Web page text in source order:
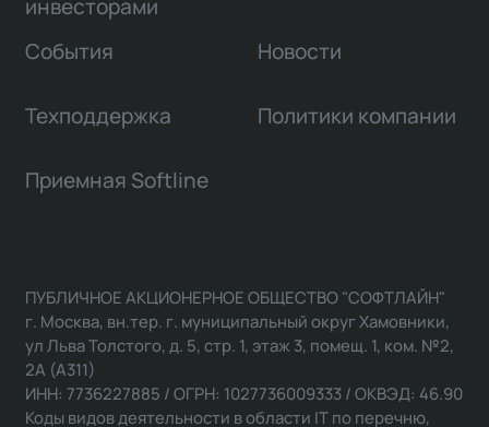
инвесторами
События Новости
Техподдержка Политики компании
Приемная Softline
ПУБЛИЧНОЕ АКЦИОНЕРНОЕ ОБЩЕСТВО "СОФТЛАЙН"
г. Москва, вн.тер. г. муниципальный округ Хамовники,
ул Льва Толстого, д. 5, стр. 1, этаж 3, помещ. 1, ком. №2,
2А (А311)
ИНН: 7736227885 / ОГРН: 1027736009333 / ОКВЭД: 46.90
Коды видов деятельности в области IT по перечню,